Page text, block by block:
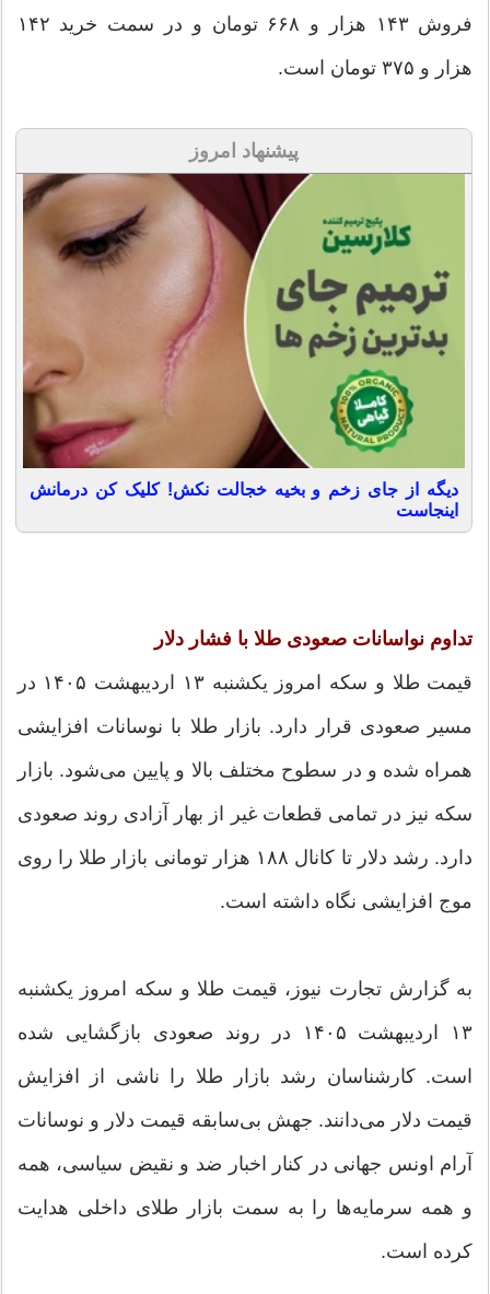
فروش ۱۴۳ هزار و ۶۶۸ تومان و در سمت خرید ۱۴۲
هزار و ۳۷۵ تومان است.
پیشنهاد امروز
دیگه از جای زخم و بخیه خجالت نکش! کلیک کن درمانش
اینجاست
تداوم نواسانات صعودی طلا با فشار دلار
قیمت طلا و سکه امروز یکشنبه ۱۳ اردیبهشت ۱۴۰۵ در
مسیر صعودی قرار دارد. بازار طلا با نوسانات افزایشی
همراه شده و در سطوح مختلف بالا و پایین می‌شود. بازار
سکه نیز در تمامی قطعات غیر از بهار آزادی روند صعودی
دارد. رشد دلار تا کانال ۱۸۸ هزار تومانی بازار طلا را روی
موج افزایشی نگاه داشته است.
به گزارش تجارت نیوز، قیمت طلا و سکه امروز یکشنبه
۱۳ اردیبهشت ۱۴۰۵ در روند صعودی بازگشایی شده
است. کارشناسان رشد بازار طلا را ناشی از افزایش
قیمت دلار می‌دانند. جهش بی‌سابقه قیمت دلار و نوسانات
آرام اونس جهانی در کنار اخبار ضد و نقیض سیاسی، همه
و همه سرمایه‌ها را به سمت بازار طلای داخلی هدایت
کرده است.